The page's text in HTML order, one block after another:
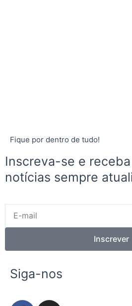
Fique por dentro de tudo!
Inscreva-se e
notícias sempre
mail
Inscrever
Siga-nos